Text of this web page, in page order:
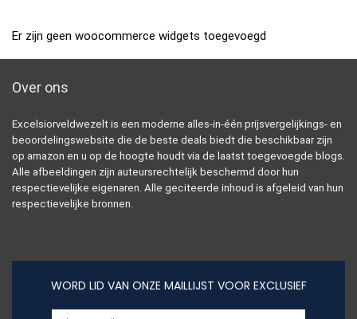
Er zijn geen woocommerce widgets toegevoegd
Over ons
Excelsiorveldwezelt is een moderne alles-in-één prijsvergelijkings- en
beoordelingswebsite die de beste deals biedt die beschikbaar zijn
op amazon en u op de hoogte houdt via de laatst toegevoegde blogs.
Alle afbeeldingen zijn auteursrechtelijk beschermd door hun
respectievelijke eigenaren. Alle geciteerde inhoud is afgeleid van hun
respectievelijke bronnen.
WORD LID VAN ONZE MAILLIJST VOOR EXCLUSIEF